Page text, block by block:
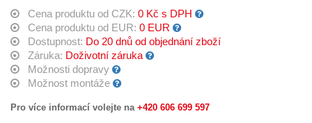
Cena produktu od CZK: 0 Kč s DPH
Cena produktu od EUR: 0 EUR
Dostupnost: Do 20 dnů od objednání zboží
Záruka: Doživotní záruka
Možnosti dopravy
Možnost montáže
Pro více informací volejte na +420 606 699 597